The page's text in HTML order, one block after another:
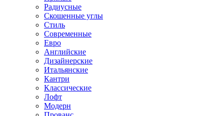
Радиусные
Скошенные углы
Стиль
Современные
Евро
Английские
Дизайнерские
Итальянские
Кантри
Классические
Лофт
Модерн